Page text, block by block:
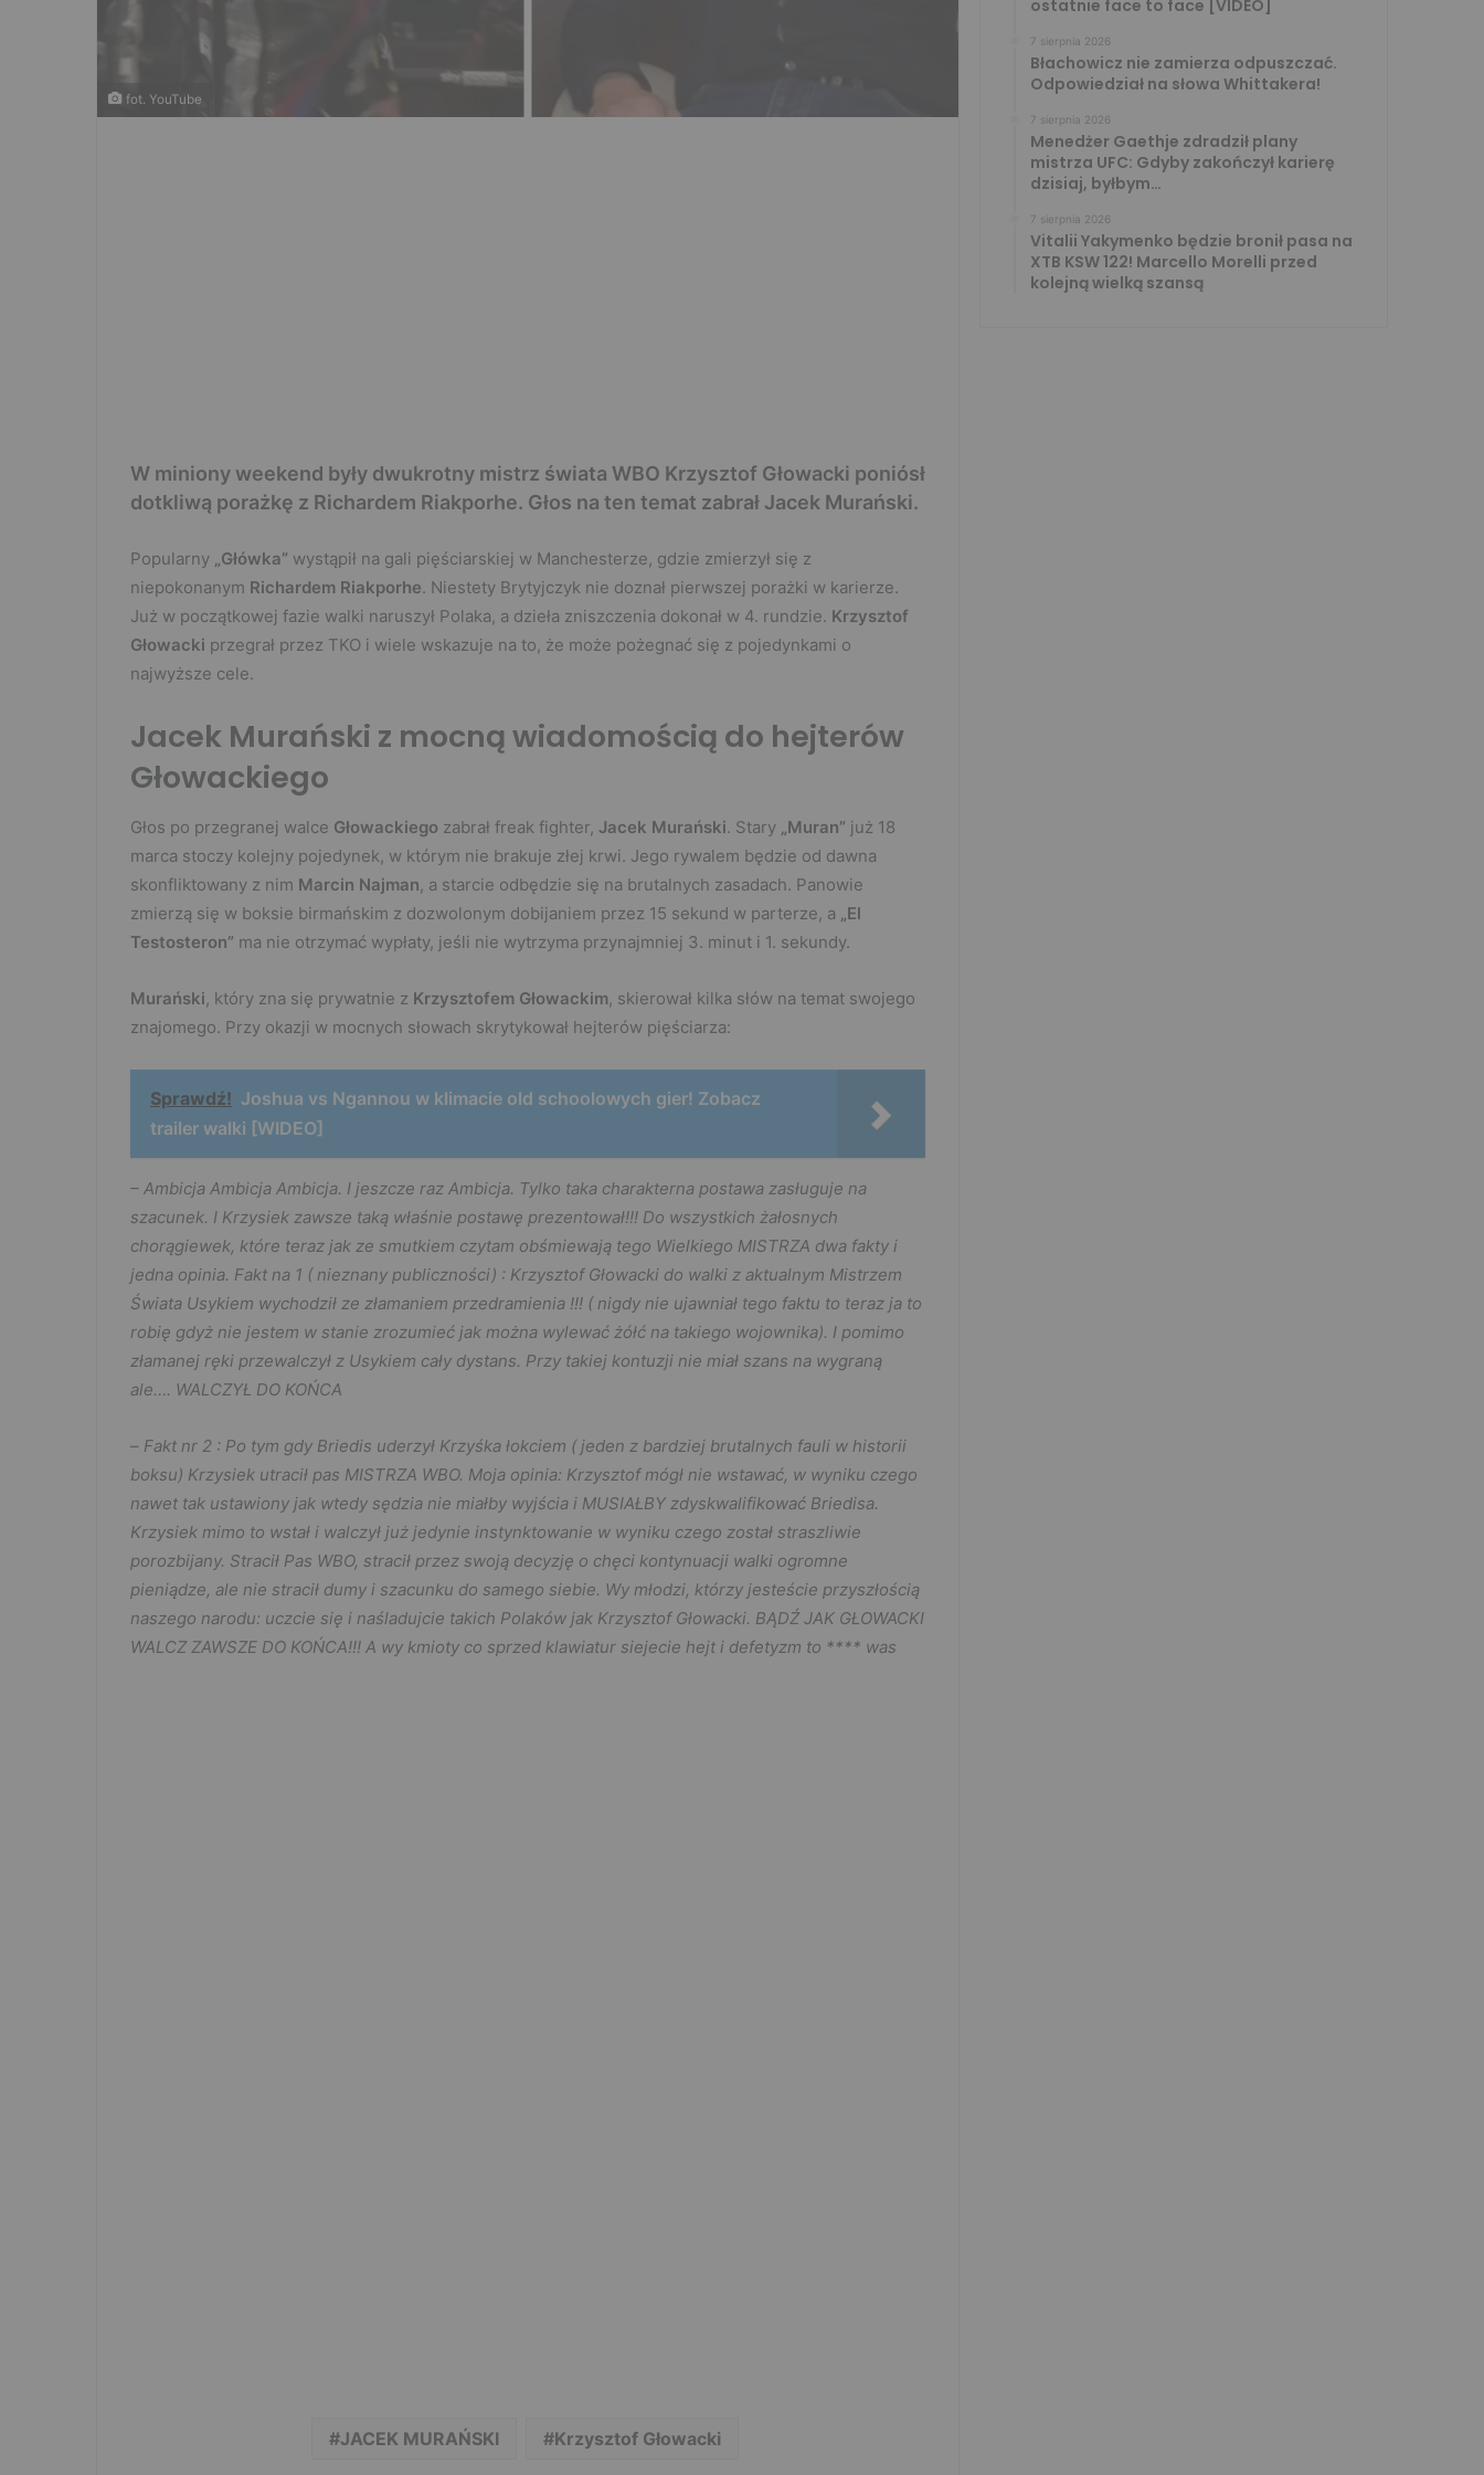
fot. YouTube
W miniony weekend były dwukrotny mistrz świata WBO Krzysztof Głowacki poniósł
dotkliwą porażkę z Richardem Riakporhe. Głos na ten temat zabrał Jacek Murański.
Popularny „Główka” wystąpił na gali pięściarskiej w Manchesterze, gdzie zmierzył się z
niepokonanym Richardem Riakporhe. Niestety Brytyjczyk nie doznał pierwszej porażki w karierze.
Już w początkowej fazie walki naruszył Polaka, a dzieła zniszczenia dokonał w 4. rundzie. Krzysztof
Głowacki przegrał przez TKO i wiele wskazuje na to, że może pożegnać się z pojedynkami o
najwyższe cele.
Jacek Murański z mocną wiadomością do hejterów
Głowackiego
Głos po przegranej walce Głowackiego zabrał freak fighter, Jacek Murański. Stary „Muran” już 18
marca stoczy kolejny pojedynek, w którym nie brakuje złej krwi. Jego rywalem będzie od dawna
skonfliktowany z nim Marcin Najman, a starcie odbędzie się na brutalnych zasadach. Panowie
zmierzą się w boksie birmańskim z dozwolonym dobijaniem przez 15 sekund w parterze, a
„El
Testosteron” ma nie otrzymać wypłaty, jeśli nie wytrzyma przynajmniej 3. minut i 1. sekundy.
Murański, który zna się prywatnie z Krzysztofem Głowackim, skierował kilka słów na temat swojego
znajomego. Przy okazji w mocnych słowach skrytykował hejterów pięściarza:
Sprawdź! Joshua vs Ngannou w klimacie old schoolowych gier! Zobacz
trailer walki [WIDEO]
– Ambicja Ambicja Ambicja. I jeszcze raz Ambicja. Tylko taka charakterna postawa zasługuje na
szacunek. I Krzysiek zawsze taką właśnie postawę prezentował!!! Do wszystkich żałosnych
chorągiewek, które teraz jak ze smutkiem czytam obśmiewają tego Wielkiego MISTRZA dwa fakty i
jedna opinia. Fakt na 1 ( nieznany publiczności) : Krzysztof Głowacki do walki z aktualnym Mistrzem
Świata Usykiem wychodził ze złamaniem przedramienia !!! ( nigdy nie ujawniał tego faktu to teraz ja to
robię gdyż nie jestem w stanie zrozumieć jak można wylewać żółć na takiego wojownika). I pomimo
złamanej ręki przewalczył z Usykiem cały dystans. Przy takiej kontuzji nie miał szans na wygraną
ale…. WALCZYŁ DO KOŃCA
– Fakt nr 2 : Po tym gdy Briedis uderzył Krzyśka łokciem ( jeden z bardziej brutalnych fauli w historii
boksu) Krzysiek utracił pas MISTRZA WBO. Moja opinia: Krzysztof mógł nie wstawać, w wyniku czego
nawet tak ustawiony jak wtedy sędzia nie miałby wyjścia i MUSIAŁBY zdyskwalifikować Briedisa.
Krzysiek mimo to wstał i walczył już jedynie instynktowanie w wyniku czego został straszliwie
porozbijany. Stracił Pas WBO, stracił przez swoją decyzję o chęci kontynuacji walki ogromne
pieniądze, ale nie stracił dumy i szacunku do samego siebie. Wy młodzi, którzy jesteście przyszłością
naszego narodu: uczcie się i naśladujcie takich Polaków jak Krzysztof Głowacki. BĄDŹ JAK GŁOWACKI
WALCZ ZAWSZE DO KOŃCA!!! A wy kmioty co sprzed klawiatur siejecie hejt i defetyzm to **** was
JACEK MURAŃSKI Krzysztof Głowacki
ostatnie face to face [VIDEO]
7 sierpnia 2026
Błachowicz nie zamierza odpuszczać.
Odpowiedział na słowa Whittakera!
7 sierpnia 2026
Menedżer Gaethje zdradził plany
mistrza UFC: Gdyby zakończył karierę
dzisiaj, byłbym…
7 sierpnia 2026
Vitalii Yakymenko będzie bronił pasa na
XTB KSW 122! Marcello Morelli przed
kolejną wielką szansą